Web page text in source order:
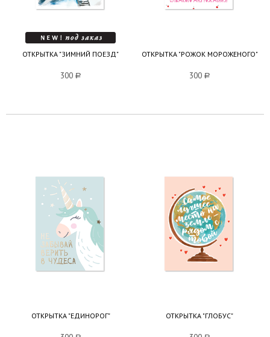
ОТКРЫТКА "ЗИМНИЙ ПОЕЗД"
300 a
ОТКРЫТКА "РОЖОК МОРОЖЕНОГО"
300 a
ОТКРЫТКА "ЕДИНОРОГ" ОТКРЫТКА "ГЛОБУС"